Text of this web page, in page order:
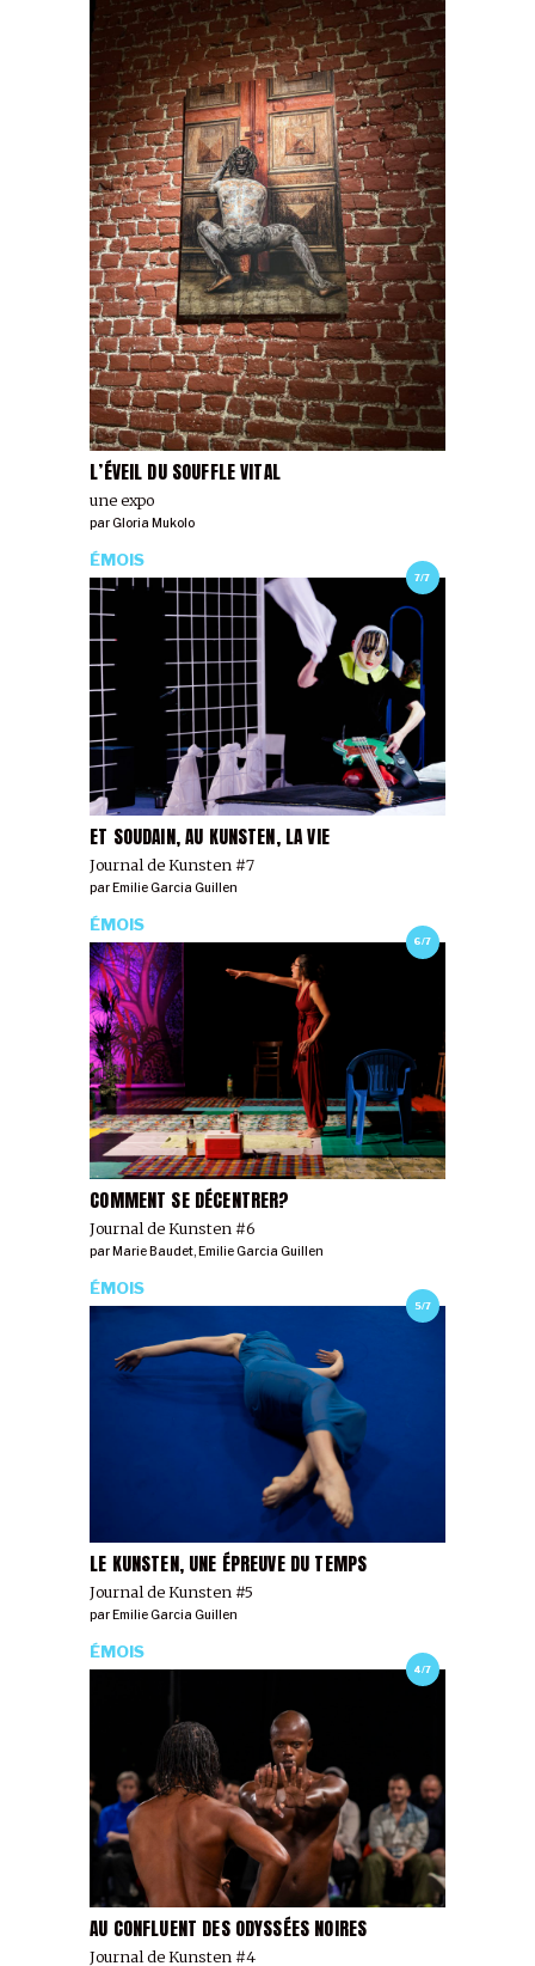
L’ÉVEIL DU SOUFFLE VITAL
une expo
parGloria Mukolo
7/7
ET SOUDAIN, AU KUNSTEN, LA VIE
Journal de Kunsten #7
ÉMOIS
parEmilie Garcia Guillen
6/7
COMMENT SE DÉCENTRER?
Journal de Kunsten #6
ÉMOIS
par Marie Baudet, Emilie Garcia Guillen
5/7
LE KUNSTEN, UNE ÉPREUVE DU TEMPS
Journal de Kunsten #5
ÉMOIS
par Emilie Garcia Guillen
4/7
AU CONFLUENT DES ODYSSÉES NOIRES
Journal de Kunsten #4
ÉMOIS